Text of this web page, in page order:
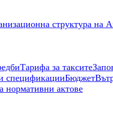
структура на
Тарифа за таксите
спецификацииБюджет
нормативни актове